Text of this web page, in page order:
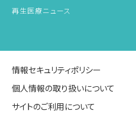
再生医療ニュース
情報セキュリティポリシー
個人情報の取り扱いについて
サイトのご利用について